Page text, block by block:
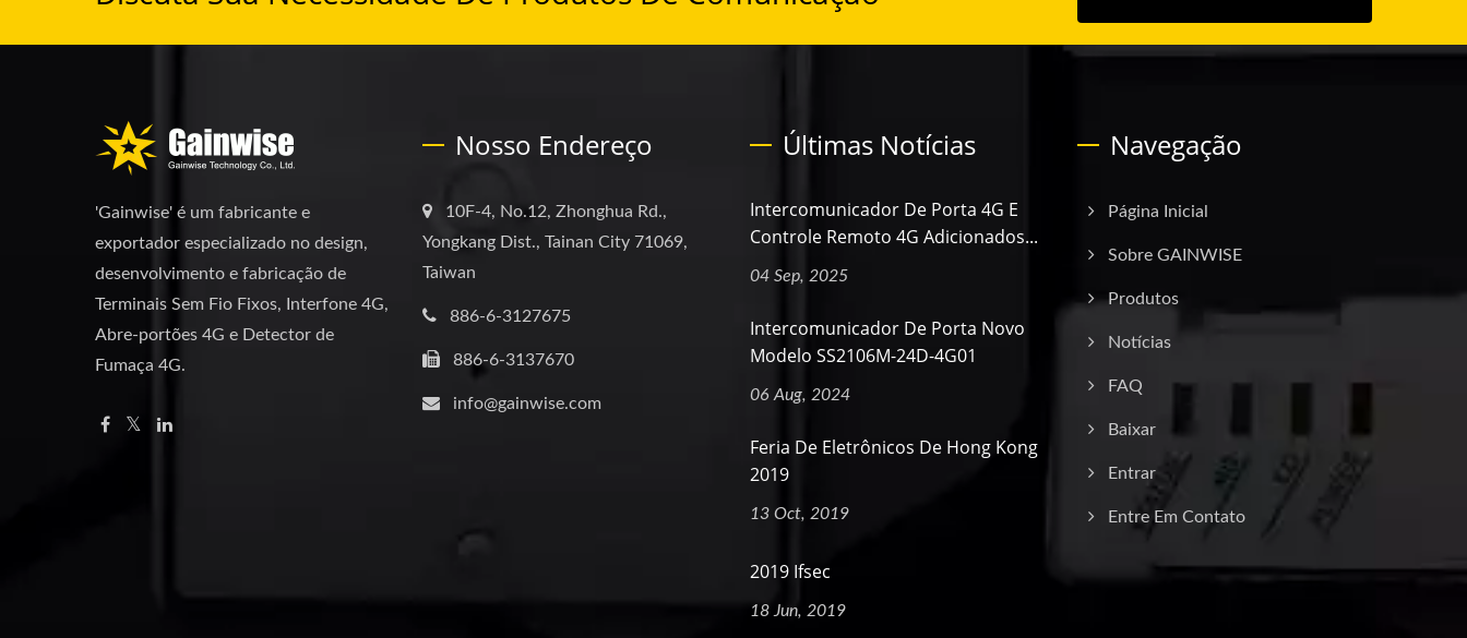
'Gainwise' é um fabricante e
exportador especializado no design,
desenvolvimento e fabricação de
Terminais Sem Fio Fixos, Interfone 4G,
Abre-portões 4G e Detector de
Fumaça 4G.
Nosso Endereço
10F-4, No.12, Zhonghua Rd.,
Yongkang Dist., Tainan City 71069,
Taiwan
886-6-3127675
886-6-3137670
info@gainwise.com
Últimas Notícias
Intercomunicador De Porta 4G E
Controle Remoto 4G Adicionados...
04 Sep, 2025
Intercomunicador De Porta Novo
Modelo SS2106M-24D-4G01
06 Aug, 2024
Feria De Eletrônicos De Hong Kong
2019
13 Oct, 2019
2019 Ifsec
18 Jun, 2019
Navegação
Página Inicial
Sobre GAINWISE
Produtos
Notícias
FAQ
Baixar
Entrar
Entre Em Contato